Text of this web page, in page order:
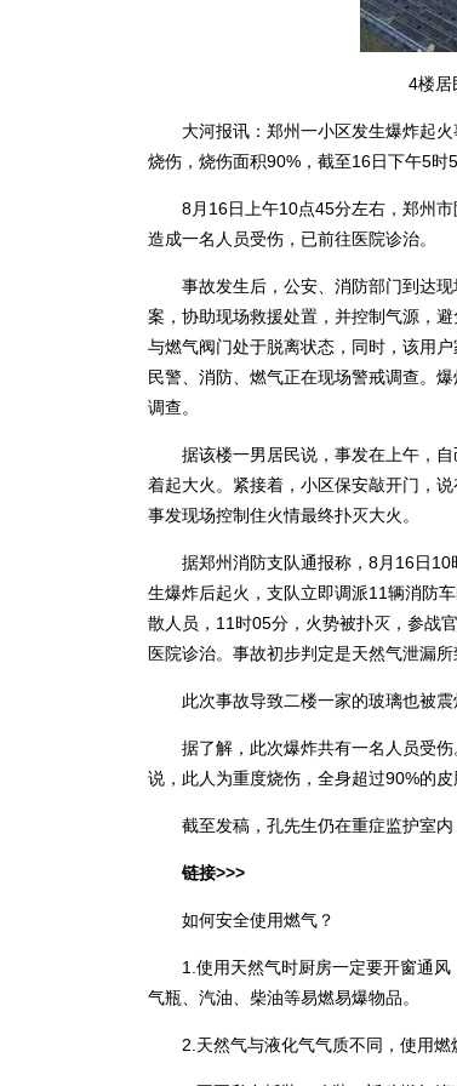
4楼居
大河报讯：郑州一小区发生爆炸起火
烧伤，烧伤面积90%，截至16日下午5时
8月16日上午10点45分左右，郑州市
造成一名人员受伤，已前往医院诊治。
事故发生后，公安、消防部门到达现
案，协助现场救援处置，并控制气源，
与燃气阀门处于脱离状态，同时，该用
民警、消防、燃气正在现场警戒调查。
调查。
据该楼一男居民说，事发在上午，自
着起大火。紧接着，小区保安敲开门，
事发现场控制住火情最终扑灭大火。
据郑州消防支队通报称，8月16日10
生爆炸后起火，支队立即调派11辆消防
散人员，11时05分，火势被扑灭，参战
医院诊治。事故初步判定是天然气泄漏所
此次事故导致二楼一家的玻璃也被震
据了解，此次爆炸共有一名人员受伤
说，此人为重度烧伤，全身超过90%的皮
截至发稿，孔先生仍在重症监护室内
链接>>>
如何安全使用燃气？
1.使用天然气时厨房一定要开窗通风
气瓶、汽油、柴油等易燃易爆物品。
2.天然气与液化气气质不同，使用燃